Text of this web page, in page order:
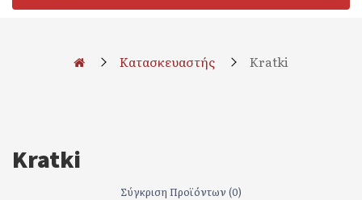
Κατασκευαστής Kratki
Kratki
Σύγκριση Προϊόντων (0)